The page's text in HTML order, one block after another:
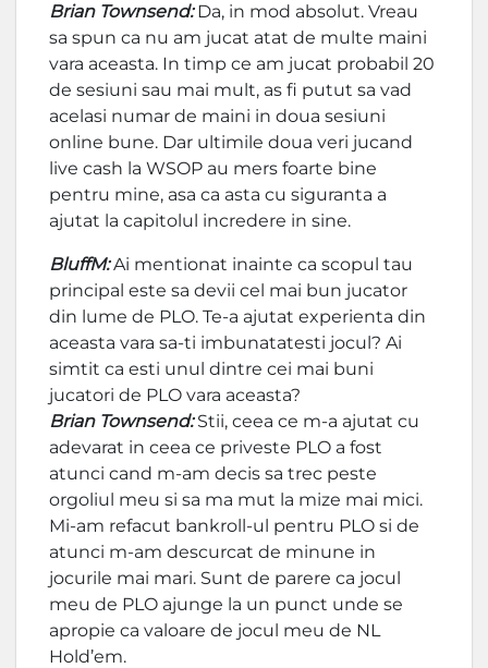
Brian Townsend:Da, in mod absolut. Vreau
sa spun ca nu am jucat atat de multe maini
vara aceasta. In timp ce am jucat probabil 20
de sesiuni sau mai mult, as fi putut sa vad
acelasi numar de maini in doua sesiuni
online bune. Dar ultimile doua veri jucand
live cash la WSOP au mers foarte bine
pentru mine, asa ca asta cu siguranta a
ajutat la capitolul incredere in sine.
BluffM:Ai mentionat inainte ca scopul tau
principal este sa devii cel mai bun jucator
din lume de PLO. Te-a ajutat experienta din
aceasta vara sa-ti imbunatatesti jocul? Ai
simtit ca esti unul dintre cei mai buni
jucatori de PLO vara aceasta?
Brian Townsend:Stii, ceea ce m-a ajutat cu
adevarat in ceea ce priveste PLO a fost
atunci cand m-am decis sa trec peste
orgoliul meu si sa ma mut la mize mai mici.
Mi-am refacut bankroll-ul pentru PLO si de
atunci m-am descurcat de minune in
jocurile mai mari. Sunt de parere ca jocul
meu de PLO ajunge la un punct unde se
apropie ca valoare de jocul meu de NL
Hold’em.